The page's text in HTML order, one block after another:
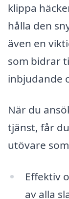
klippa
hålla den
även en
som bidrar
inbjudande
När du
tjänst, får
utövare
Effektiv
av alla